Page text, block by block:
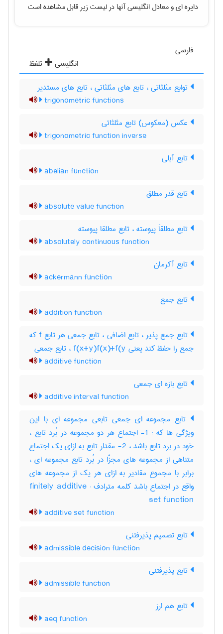
دایره ایو معادل انگلیسی آنها در لیست زیر قابل مشاهده است
فارسی
انگلیسی
تلفظ
توابع مثلثاتی ، تابع های مثلثاتی ، تابع های مستدیر
trigonometric functions
عکس (معکوس) تابع مثلثاتی
trigonometric function inverse
تابع آبلی
abelian function
تابع قدر مطلق
absolute value function
تابع مطلقاَ پیوسته ، تابع مطلقا پیوسته
absolutely continuous function
تابع آکرمان
ackermann function
تابع جمع
addition function
تابع جمع پذیر ، تابع اضافی ، تابع جمعی هر تابع f که
جمع را حفظ کند یعنی f(x+y)f(x)+f(y ، تابع جمعی
additive function
تابع بازه ای جمعی
additive interval function
تابع مجموعه ای جمعی تابعی مجموعه ای با این
ویژگی ها که : 1- اجتماع هر دو مجموعه در بُرد تابع ،
خود در برد تابع باشد ، 2- مقدار تابع به ازای یک اجتماع
متناهی از مجموعه های مجزّا در بُرد تابع مجموعه ای ،
برابر با مجموع مقادیر به ازای هر یک از مجموعه های
واقع در اجتماع باشد کلمه مترادف : finitely additive
set function
additive set function
تابع تصمیم پذیرفتنی
admissible decision function
تابع پذیرفتنی
admissible function
تابع هم ارز
aeq function